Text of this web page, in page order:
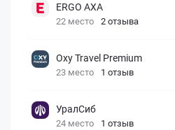
ERGO AXA
22 место 2 отзыва
Oxy Travel Premium
23 место 1 отзыв
УралСиб
24 место 1 отзыв